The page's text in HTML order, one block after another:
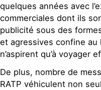
quelques années avec
commerciales dont ils
publicité sous des
et agressives confine au
n’aspirent qu’à voyager
De plus, nombre de
RATP véhiculent non